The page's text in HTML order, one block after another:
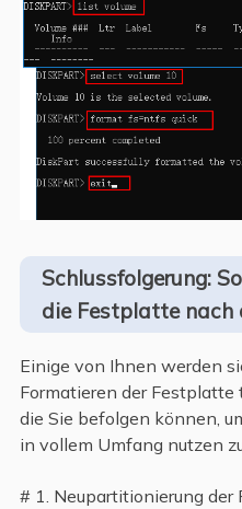
Schlussfolgerung:
die Festplatte nach
Einige von Ihnen werden
Formatieren der Festplatte
die Sie befolgen können,
in vollem Umfang nutzen
# 1. Neupartitionierung